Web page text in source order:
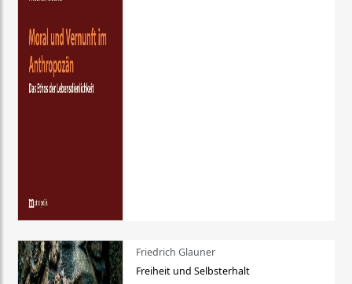
Friedrich Glauner
Freiheit und Selbsterhalt